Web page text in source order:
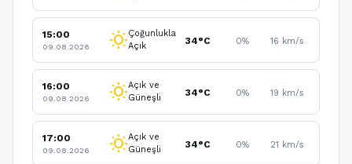
15:00
09.08.2026 wb_sunnyÇoğunlukla
Açık
34°C 0% 16 km/s
16:00
09.08.2026 wb_sunnyAçık ve
Güneşli
34°C 0% 19 km/s
17:00
09.08.2026 wb_sunnyAçık ve
Güneşli
34°C 0% 21 km/s